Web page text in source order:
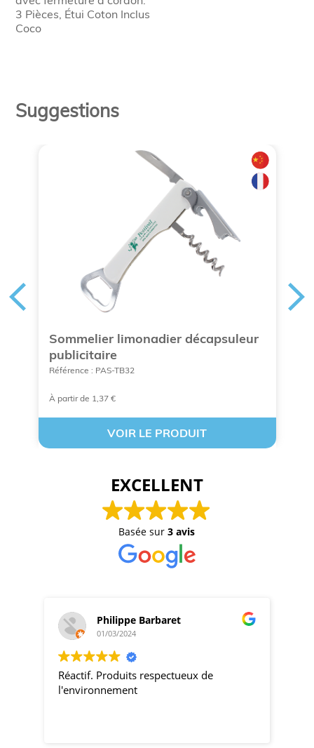
3 Pièces, Étui Coton Inclus
Coco
Suggestions
Sommelier limonadier décapsuleur
publicitaire
Référence : PAS-TB32
À partir de 1,37 €
VOIR LE PRODUIT
EXCELLENT
Basée sur3 avis
Philippe Barbaret
01/03/2024
Réactif. Produits respectueux de
l'environnement